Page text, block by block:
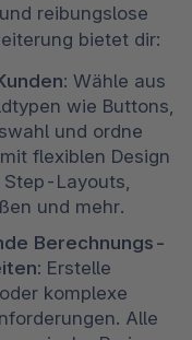
reibungslose
bietet dir:
Wähle aus
wie Buttons,
und ordne
flexiblen Design
Step-Layouts,
und mehr.
Berechnungs-
Erstelle
komplexe
Alle